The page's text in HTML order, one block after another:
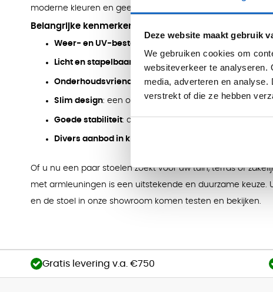
Deze website maakt gebruik
We gebruiken cookies om
websiteverkeer te analyseren.
media, adverteren en
verstrekt of die ze hebben
moderne kleuren en geef uw buitenruimte de uitstraling die
Belangrijke kenmerken:
Weer- en UV-bestendig
Licht en stapelbaar tot 6 : makkelijk te verplaatsen
Onderhoudsvriendelijk: even afnemen met een
Slim design: een opening in de zitting voorkomt dat
Goede stabiliteit: dankzij de antislip poten blijft hij
Divers aanbod in kleuren
Of u nu een paar stoelen zoekt voor uw tuin, terras of
met armleuningen is een uitstekende en duurzame keuze.
en de stoel in onze showroom komen testen en bekijken.
Gratis levering v.a. €750